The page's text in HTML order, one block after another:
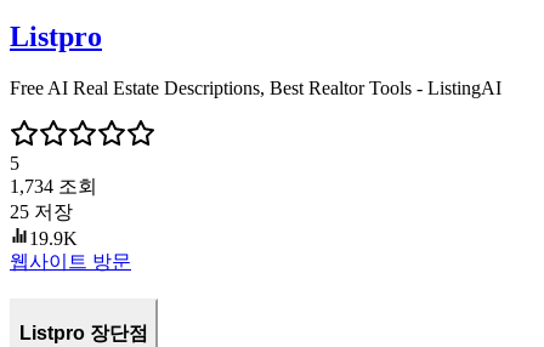
Listpro
Free AI Real Estate Descriptions, Best Realtor Tools - ListingAI
5
1,734 조회
25 저장
19.9K
웹사이트 방문
Listpro 장단점